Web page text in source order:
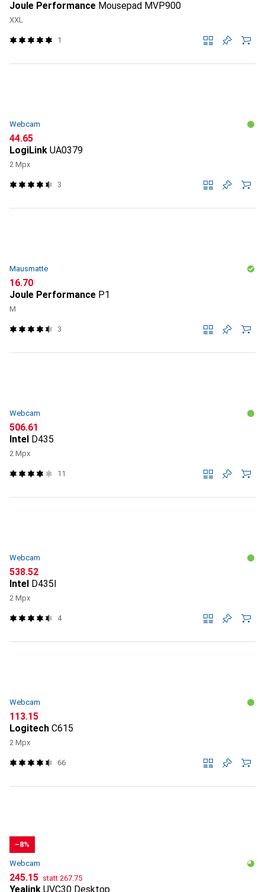
Joule Performance Mousepad MVP900
XXL
1
Webcam
CHF
44.65
LogiLink UA0379
2 Mpx
3
Mausmatte
CHF
16.70
Joule Performance P1
M
3
Webcam
CHF
506.61
Intel D435
2 Mpx
11
Webcam
CHF
538.52
Intel D435I
2 Mpx
4
Webcam
CHF
113.15
Logitech C615
2 Mpx
66
−8%
Webcam
CHF
245.15 statt CHF
267.75
Yealink UVC30 Desktop